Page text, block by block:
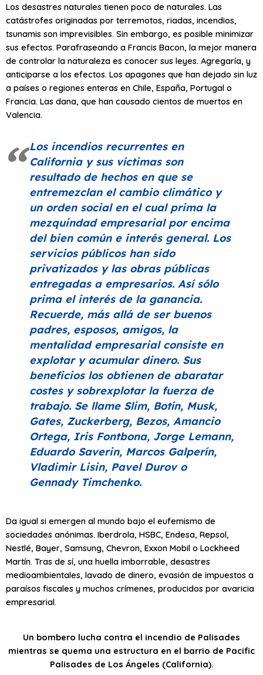
Los desastres naturales tienen poco de naturales. Las
catástrofes originadas por terremotos, riadas, incendios,
tsunamis son imprevisibles. Sin embargo, es posible minimizar
sus efectos. Parafraseando a Francis Bacon, la mejor manera
de controlar la naturaleza es conocer sus leyes. Agregaría, y
anticiparse a los efectos. Los apagones que han dejado sin luz
a países o regiones enteras en Chile, España, Portugal o
Francia. Las dana, que han causado cientos de muertos en
Valencia.
Los incendios recurrentes en
California y sus víctimas son
resultado de hechos en que se
entremezclan el cambio climático y
un orden social en el cual prima la
mezquindad empresarial por encima
del bien común e interés general. Los
servicios públicos han sido
privatizados y las obras públicas
entregadas a empresarios. Así sólo
prima el interés de la ganancia.
Recuerde, más allá de ser buenos
padres, esposos, amigos, la
mentalidad empresarial consiste en
explotar y acumular dinero. Sus
beneficios los obtienen de abaratar
costes y sobrexplotar la fuerza de
trabajo. Se llame Slim, Botín, Musk,
Gates, Zuckerberg, Bezos, Amancio
Ortega, Iris Fontbona, Jorge Lemann,
Eduardo Saverin, Marcos Galperín,
Vladimir Lisin, Pavel Durov o
Gennady Timchenko.
Da igual si emergen al mundo bajo el eufemismo de
sociedades anónimas. Iberdrola, HSBC, Endesa, Repsol,
Nestlé, Bayer, Samsung, Chevron, Exxon Mobil o Lockheed
Martín. Tras de sí, una huella imborrable, desastres
medioambientales, lavado de dinero, evasión de impuestos a
paraísos fiscales y muchos crímenes, producidos por avaricia
empresarial.
Un bombero lucha contra el incendio de Palisades
mientras se quema una estructura en el barrio de Pacific
Palisades de Los Ángeles (California).